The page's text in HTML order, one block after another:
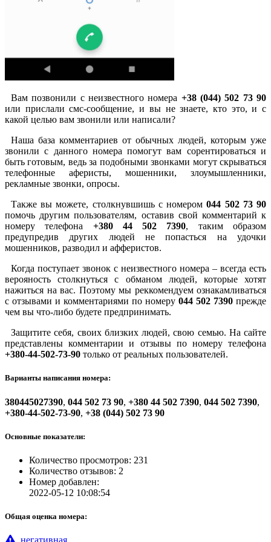
Вам позвонили с неизвестного номера +38 (044) 502 73 90
или прислали смс-сообщение, и вы не знаете, кто это, и с
какой целью вам звонили или написали?
Наша база комментариев от обычных людей, которым уже
звонили с данного номера помогут вам сорентироваться и
быть готовым, ведь за подобными звонками могут скрываться
телефонные аферисты, мошенники, злоумышленники,
рекламные звонки, опросы.
Также вы можете, столкнувшишь с номером044 502 73 90
помочь другим пользователям, оставив свой комментарий к
номеру телефона +380 44 502 7390, таким образом
предупредив других людей не попасться на удочки
мошенников, разводил и афферистов.
Когда поступает звонок с неизвестного номера – всегда есть
верояность столкнуться с обманом людей, которые хотят
нажиться на вас. Поэтому мы реккомендуем ознакамливаться
с отзывами и комментариями по номеру 044 502 7390 прежде
чем вы что-либо будете предпринимать.
Защитите себя, своих близких людей, свою семью. На сайте
представлены комментарии и отзывы по номеру телефона
+380-44-502-73-90 только от реальных пользователей.
Варианты написания номера:
380445027390, 044 502 73 90, +380 44 502 7390, 044 502 7390,
+380-44-502-73-90, +38 (044) 502 73 90
Основные показатели:
Количество просмотров: 231
Количество отзывов: 2
Номер добавлен:
2022-05-12 10:08:54
Общая оценка номера: